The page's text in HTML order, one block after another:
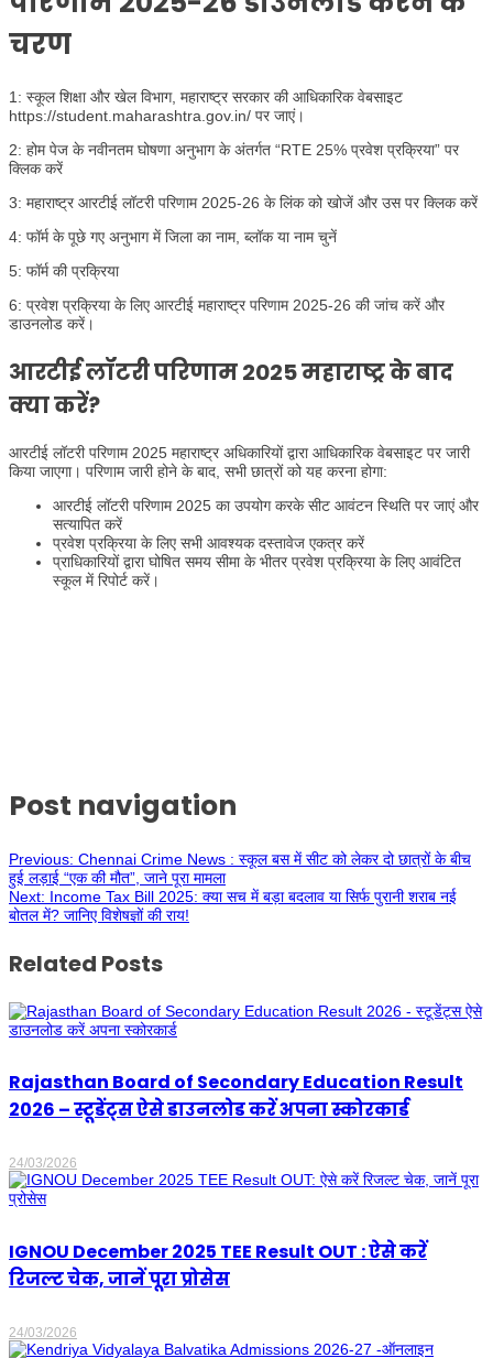
चरण
1: स्कूल शिक्षा और खेल विभाग, महाराष्ट्र सरकार की आधिकारिक वेबसाइट
https://student.maharashtra.gov.in/ पर जाएं।
2: होम पेज के नवीनतम घोषणा अनुभाग के अंतर्गत “RTE 25% प्रवेश प्रक्रिया” पर
क्लिक करें
3: महाराष्ट्र आरटीई लॉटरी परिणाम 2025-26 के लिंक को खोजें और उस पर क्लिक करें
4: फॉर्म के पूछे गए अनुभाग में जिला का नाम, ब्लॉक या नाम चुनें
5: फॉर्म की प्रक्रिया
6: प्रवेश प्रक्रिया के लिए आरटीई महाराष्ट्र परिणाम 2025-26 की जांच करें और
डाउनलोड करें।
आरटीई लॉटरी परिणाम 2025 महाराष्ट्र के बाद
क्या करें?
आरटीई लॉटरी परिणाम 2025 महाराष्ट्र अधिकारियों द्वारा आधिकारिक वेबसाइट पर जारी
किया जाएगा। परिणाम जारी होने के बाद, सभी छात्रों को यह करना होगा:
आरटीई लॉटरी परिणाम 2025 का उपयोग करके सीट आवंटन स्थिति पर जाएं और
सत्यापित करें
प्रवेश प्रक्रिया के लिए सभी आवश्यक दस्तावेज एकत्र करें
प्राधिकारियों द्वारा घोषित समय सीमा के भीतर प्रवेश प्रक्रिया के लिए आवंटित
स्कूल में रिपोर्ट करें।
Post navigation
Previous: Chennai Crime News : स्कूल बस में सीट को लेकर दो छात्रों के बीच
हुई लड़ाई “एक की मौत”, जाने पूरा मामला
Next: Income Tax Bill 2025: क्या सच में बड़ा बदलाव या सिर्फ पुरानी शराब नई
बोतल में? जानिए विशेषज्ञों की राय!
Related Posts
Rajasthan Board of Secondary Education Result
2026 – स्टूडेंट्स ऐसे डाउनलोड करें अपना स्कोरकार्ड
24/03/2026
IGNOU December 2025 TEE Result OUT : ऐसे करें
रिजल्ट चेक, जानें पूरा प्रोसेस
24/03/2026